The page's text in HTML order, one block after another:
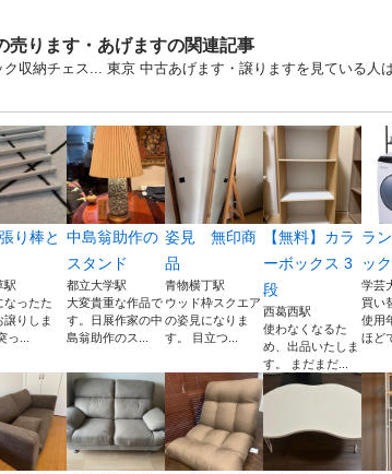
売ります・あげますの関連記事
収納チェス... 東京 中古あげます・譲りますを見ている人
り棒と
駅
なったた
譲りしま
っ...
中島翁助作の
スタンド
都立大学駅
大変貴重な作品で
す。日展作家の中
島翁助作のス...
姿見 無印商
品
青物横丁駅
ウッド枠スクエア
の姿見になりま
す。 目立つ...
【無料】カラ
ーボックス 3
段
西葛西駅
使わなくなるた
め、出品いたしま
す。 まだまだ...
ラ
ック
学芸
買い
使用
ほど